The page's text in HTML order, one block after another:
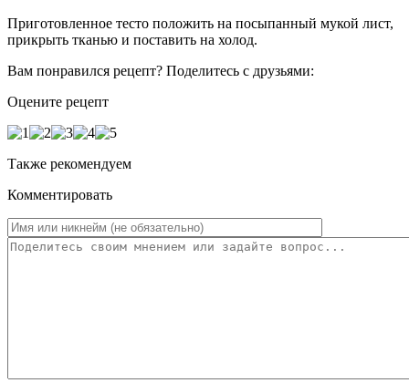
Приготовленное тесто положить на посыпанный мукой лист,
прикрыть тканью и поставить на холод.
Вам понравился рецепт? Поделитесь с друзьями:
Оцените рецепт
Также рекомендуем
Комментировать